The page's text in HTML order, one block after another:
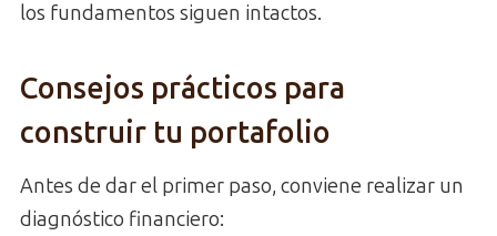
los fundamentos siguen intactos.
Consejos prácticos para
construir tu portafolio
Antes de dar el primer paso, conviene realizar un
diagnóstico financiero: